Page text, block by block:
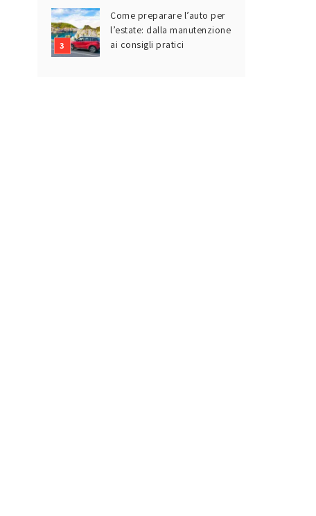
Come preparare l’auto per
l’estate: dalla manutenzione
ai consigli pratici